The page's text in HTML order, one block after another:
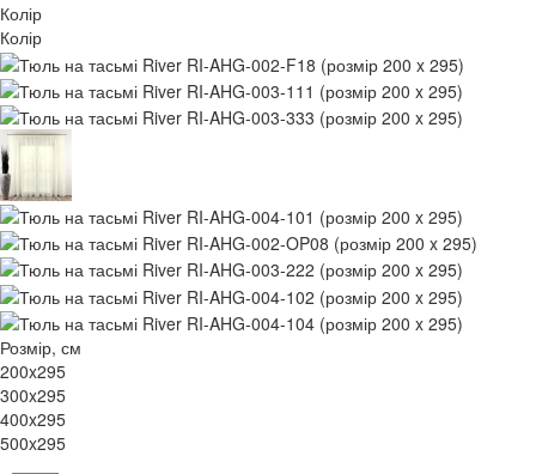
Колір
Колір
Розмір, см
200x295
300x295
400x295
500x295